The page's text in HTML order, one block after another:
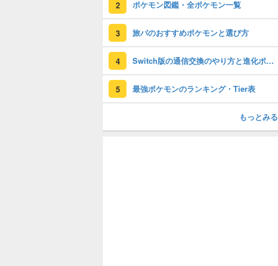
2 ポケモン図鑑・全ポケモン一覧
3 旅パのおすすめポケモンと選び方
4 Switch版の通信交換のやり方と進化ポケモン
5 最強ポケモンのランキング・Tier表
もっとみる